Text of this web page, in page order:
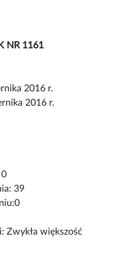
NR 1161
2016 r.
2016 r.
39
Zwykła większość